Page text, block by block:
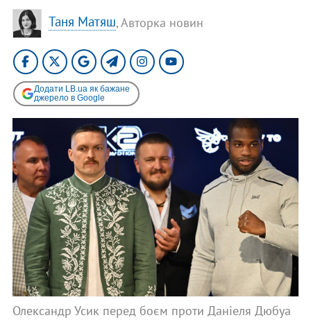
Таня Матяш, Авторка новин
Додати LB.ua як бажане
джерело в Google
Олександр Усик перед боєм проти Даніеля Дюбуа